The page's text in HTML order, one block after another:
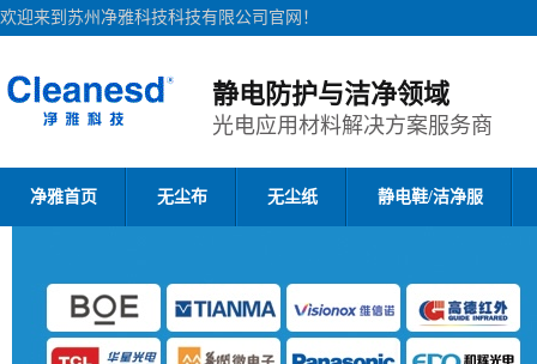
欢迎来到苏州净雅科技科技有限公司官网！
静电防护与洁净领域
光电应用材料解决方案服务商
净雅首页 无尘布 无尘纸 静电鞋/洁净服